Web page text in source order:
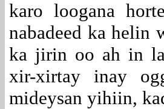
karo loogana
nabadeed ka helin
ka jirin oo ah in
xir-xirtay inay
mideysan yihiin,